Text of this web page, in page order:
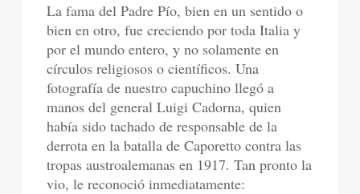
La fama del Padre Pío, bien en un sentido o
bien en otro, fue creciendo por toda Italia y
por el mundo entero, y no solamente en
círculos religiosos o científicos. Una
fotografía de nuestro capuchino llegó a
manos del general Luigi Cadorna, quien
había sido tachado de responsable de la
derrota en la batalla de Caporetto contra las
tropas austroalemanas en 1917. Tan pronto la
vio, le reconoció inmediatamente: